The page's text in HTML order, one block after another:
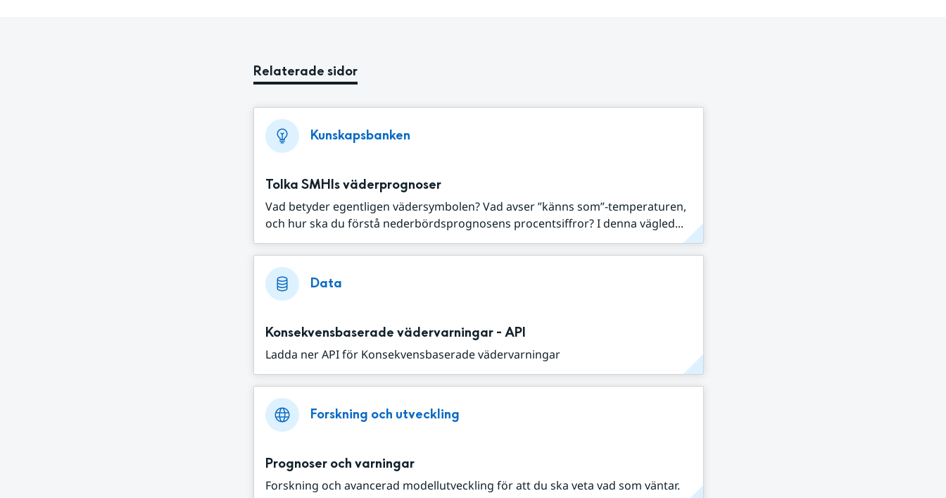
Relaterade sidor
Kunskapsbanken
Tolka SMHIs väderprognoser
Vad betyder egentligen vädersymbolen? Vad avser ”känns som”-temperaturen,
och hur ska du förstå nederbördsprognosens procentsiffror? I denna vägled...
Data
Konsekvensbaserade vädervarningar - API
Ladda ner API för Konsekvensbaserade vädervarningar
Forskning och utveckling
Prognoser och varningar
Forskning och avancerad modellutveckling för att du ska veta vad som väntar.